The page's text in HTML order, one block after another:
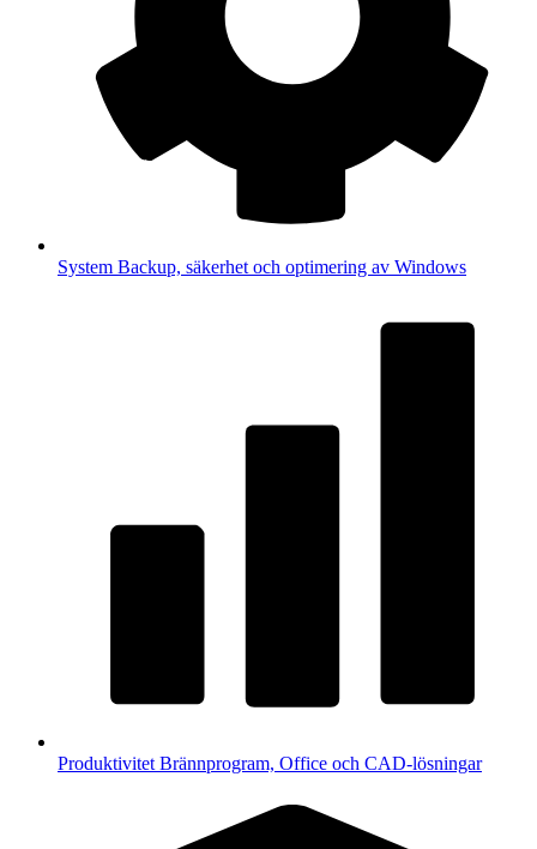
System Backup, säkerhet och optimering av Windows
Produktivitet Brännprogram, Office och CAD-lösningar